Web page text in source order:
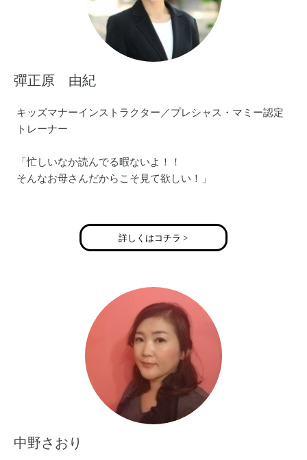
彈正原 由紀
キッズマナーインストラクター／プレシャス・マミー認定
トレーナー
「忙しいなか読んでる暇ないよ！！
そんなお母さんだからこそ見て欲しい！」
キッズマナー講師
https://www.reservestock.jp/subscribe/86258
詳しくはコチラ >
中野さおり